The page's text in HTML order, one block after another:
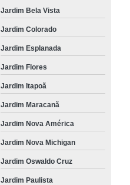
Jardim Bela Vista
Jardim Colorado
Jardim Esplanada
Jardim Flores
Jardim Itapoã
Jardim Maracanã
Jardim Nova América
Jardim Nova Michigan
Jardim Oswaldo Cruz
Jardim Paulista